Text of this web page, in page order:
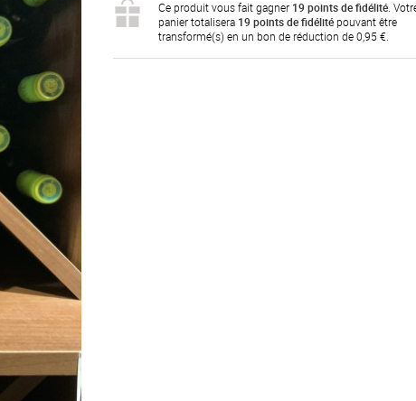
Ce produit vous fait gagner 19 points de fidélité.
panier totalisera 19 points de fidélitépouvant être
transformé(s) en un bon de réduction de 0,95 €.